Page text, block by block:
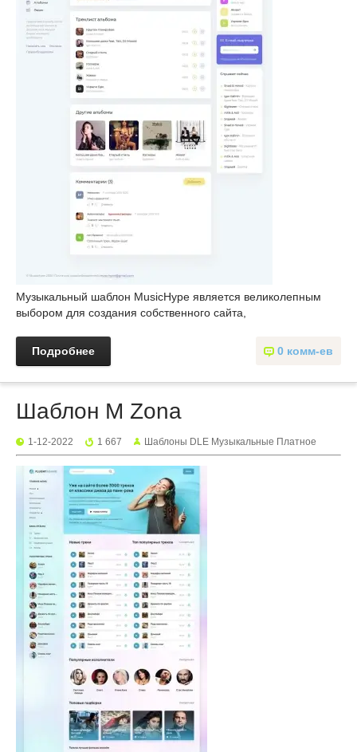
Музыкальный шаблон MusicHype является великолепным
выбором для создания собственного сайта,
0 комм-ев
Подробнее
Шаблон M Zona
1-12-2022 1 667 Шаблоны DLE Музыкальные Платное